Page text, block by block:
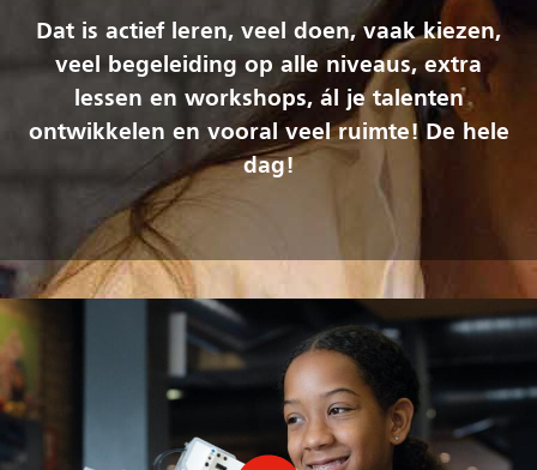
Dat is actief leren, veel doen, vaak kiezen,
veel begeleiding op alle niveaus, extra
lessen en workshops, ál je talenten
ontwikkelen en vooral veel ruimte! De hele
dag!